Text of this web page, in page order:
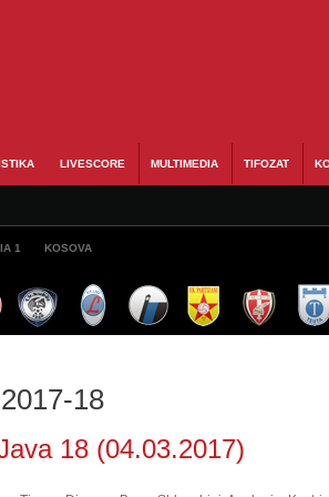
LIVESCORE MULTIMEDIA TIFOZAT
1 KOSOVA
18
18 (04.03.2017)